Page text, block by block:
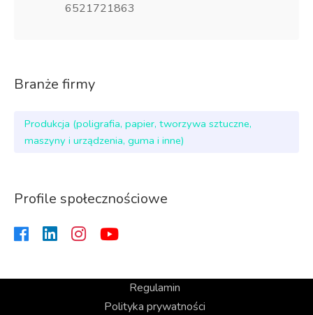
6521721863
Branże firmy
Produkcja (poligrafia, papier, tworzywa sztuczne,
maszyny i urządzenia, guma i inne)
Profile społecznościowe
Regulamin
Polityka prywatności